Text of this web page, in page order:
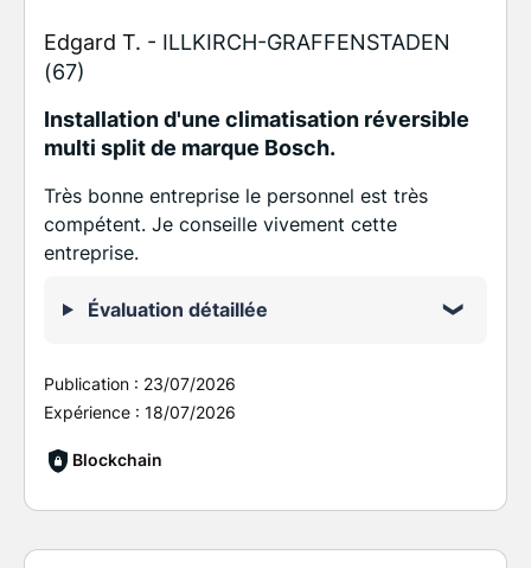
Edgard T. - ILLKIRCH-GRAFFENSTADEN
(67)
Installation d'une climatisation réversible
multi split de marque Bosch.
Très bonne entreprise le personnel est très
compétent. Je conseille vivement cette
entreprise.
Évaluation détaillée
Publication : 23/07/2026
Expérience : 18/07/2026
Blockchain